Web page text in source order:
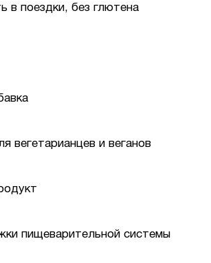
в поездки, без глютена
вегетарианцев и веганов
пищеварительной системы